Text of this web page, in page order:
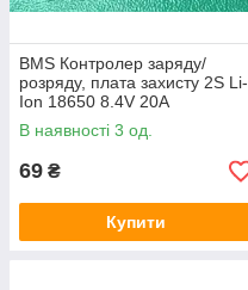
BMS Контролер заряду/
розряду, плата захисту 2S Li-
Ion 18650 8.4V 20A
В наявності 3 од.
69 ₴
Купити